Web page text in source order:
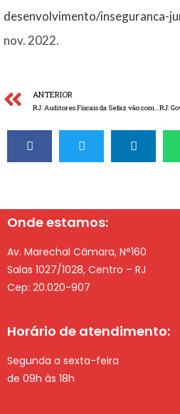
desenvolvimento/inseguranca-
nov. 2022.
ANTERIOR
Onde estamos:
Av. Marechal Câmara, N°160
Salas 1027/1028, Centro – RJ
Cep: 20.020-907
Horário de atendimento:
Segunda a sexta-feira
de 09h às 18h